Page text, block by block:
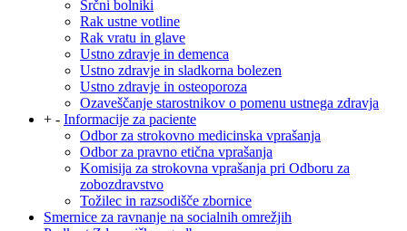
Srčni bolniki
Rak ustne votline
Rak vratu in glave
Ustno zdravje in demenca
Ustno zdravje in sladkorna bolezen
Ustno zdravje in osteoporoza
Ozaveščanje starostnikov o pomenu ustnega zdravja
+ - Informacije za paciente
Odbor za strokovno medicinska vprašanja
Odbor za pravno etična vprašanja
Komisija za strokovna vprašanja pri Odboru za
zobozdravstvo
Tožilec in razsodišče zbornice
Smernice za ravnanje na socialnih omrežjih